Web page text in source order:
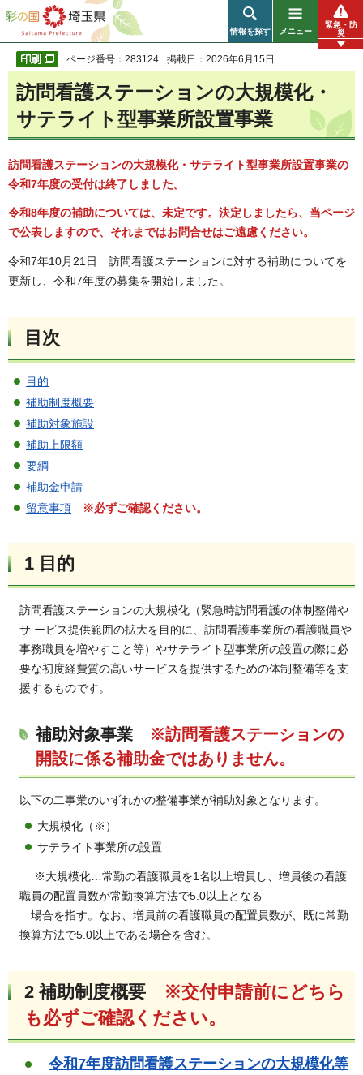
彩の国 埼玉県
情報を探す メニュー
緊急・防
災
ページ番号：283124 掲載日：2026年6月15日
訪問看護ステーションの大規模化・
サテライト型事業所設置事業
訪問看護ステーションの大規模化・サテライト型事業所設置事業の
令和7年度の受付は終了しました。
令和8年度の補助については、未定です。決定しましたら、当ページ
で公表しますので、それまではお問合せはご遠慮ください。
令和7年10月21日 訪問看護ステーションに対する補助についてを
更新し、令和7年度の募集を開始しました。
目次
目的
補助制度概要
補助対象施設
補助上限額
要綱
補助金申請
留意事項
※必ずご確認ください。
1 目的
訪問看護ステーションの大規模化（緊急時訪問看護の体制整備や
サ ービス提供範囲の拡大を目的に、訪問看護事業所の看護職員や
事務職員を増やすこと等）やサテライト型事業所の設置の際に必
要な初度経費質の高いサービスを提供するための体制整備等を支
援するものです。
補助対象事業 ※訪問看護ステーションの
開設に係る補助金ではありません。
以下の二事業のいずれかの整備事業が補助対象となります。
大規模化（※）
サテライト事業所の設置
※大規模化…常勤の看護職員を1名以上増員し、増員後の看護
職員の配置員数が常勤換算方法で5.0以上となる
場合を指す。なお、増員前の看護職員の配置員数が、既に常勤
換算方法で5.0以上である場合を含む。
2補助制度概要
※交付申請前にどちら
も必ずご確認ください。
令和7年度訪問看護ステーションの大規模化等